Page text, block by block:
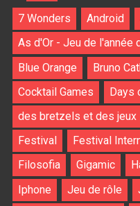
7 Wonders Android
As d'Or - Jeu de l'année
Blue Orange
Bruno
Cocktail Games
Days
des bretzels et des jeux
Festival
Festival
Filosofia
Gigamic
Iphone
Jeu de rôle